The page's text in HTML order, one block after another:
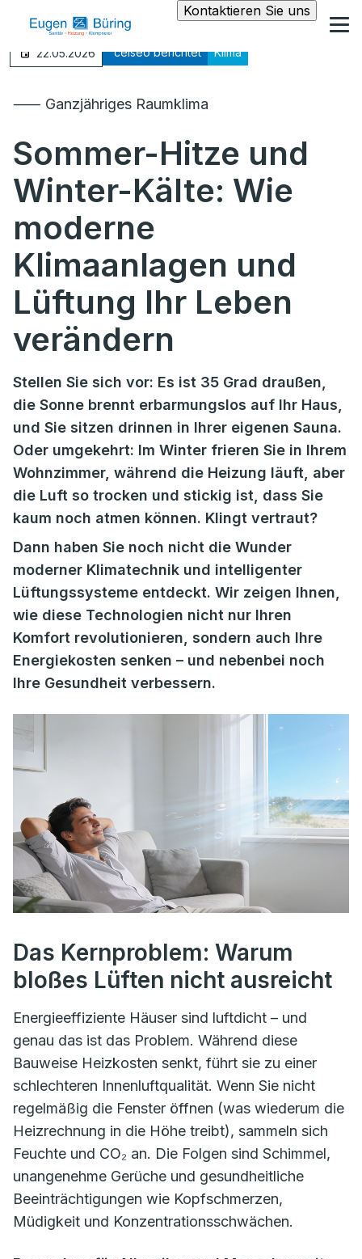
Kontaktieren Sie uns
22.05.2026 °celseo berichtet Klima
⸺ Ganzjähriges Raumklima
Sommer-Hitze und
Winter-Kälte: Wie
moderne
Klimaanlagen und
Lüftung Ihr Leben
verändern
Stellen Sie sich vor: Es ist 35 Grad draußen,
die Sonne brennt erbarmungslos auf Ihr Haus,
und Sie sitzen drinnen in Ihrer eigenen Sauna.
Oder umgekehrt: Im Winter frieren Sie in Ihrem
Wohnzimmer, während die Heizung läuft, aber
die Luft so trocken und stickig ist, dass Sie
kaum noch atmen können. Klingt vertraut?
Dann haben Sie noch nicht die Wunder
moderner Klimatechnik und intelligenter
Lüftungssysteme entdeckt. Wir zeigen Ihnen,
wie diese Technologien nicht nur Ihren
Komfort revolutionieren, sondern auch Ihre
Energiekosten senken – und nebenbei noch
Ihre Gesundheit verbessern.
Das Kernproblem: Warum
bloßes Lüften nicht ausreicht
Energieeffiziente Häuser sind luftdicht – und
genau das ist das Problem. Während diese
Bauweise Heizkosten senkt, führt sie zu einer
schlechteren Innenluftqualität. Wenn Sie nicht
regelmäßig die Fenster öffnen (was wiederum die
Heizrechnung in die Höhe treibt), sammeln sich
Feuchte und CO₂ an. Die Folgen sind Schimmel,
unangenehme Gerüche und gesundheitliche
Beeinträchtigungen wie Kopfschmerzen,
Müdigkeit und Konzentrationsschwächen.